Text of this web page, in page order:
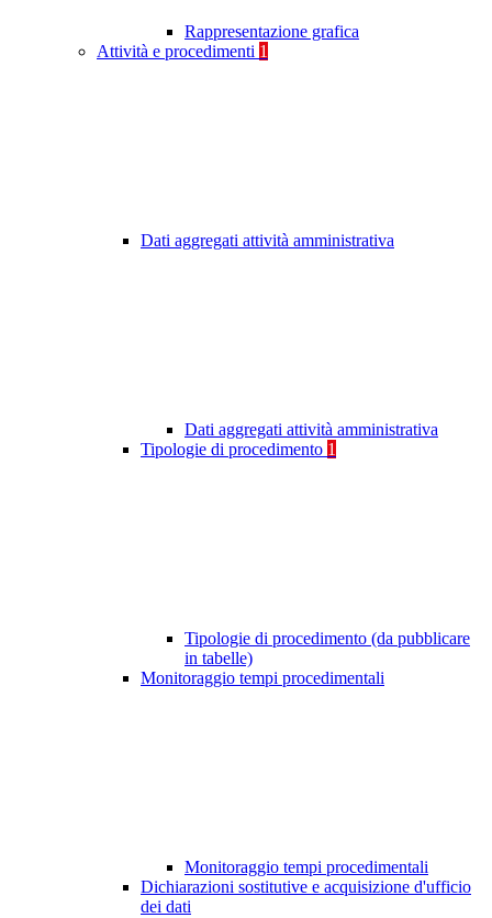
Rappresentazione grafica
Attività e procedimenti 1
Dati aggregati attività amministrativa
Dati aggregati attività amministrativa
Tipologie di procedimento 1
Tipologie di procedimento (da pubblicare
in tabelle)
Monitoraggio tempi procedimentali
Monitoraggio tempi procedimentali
Dichiarazioni sostitutive e acquisizione d'ufficio
dei dati